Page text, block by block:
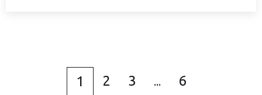
1 2 3 ... 6